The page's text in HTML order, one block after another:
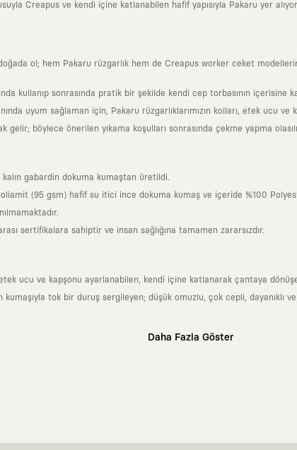
Creapus ve kendi içine katlanabilen hafif yapısıyla Pakaru yer
ol; hem Pakaru rüzgarlık hem de Creapus worker ceket
kullanıp sonrasında pratik bir şekilde kendi cep torbasının
uyum sağlaman için, Pakaru rüzgarlıklarımızın kolları, etek ucu
gelir; böylece önerilen yıkama koşulları sonrasında çekme yapma
gabardin dokuma kumaştan üretildi.
(95 gsm) hafif su itici ince dokuma kumaş ve içeride %100
sertifikalara sahiptir ve insan sağlığına tamamen zararsızdır.
ucu ve kapşonu ayarlanabilen, kendi içine katlanarak çantaya
kumaşıyla tok bir duruş sergileyen; düşük omuzlu, çok cepli, dayanıklı
Daha Fazla Göster